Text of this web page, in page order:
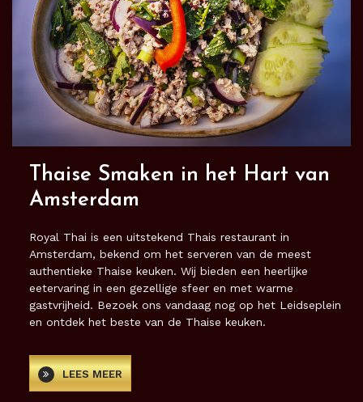
Thaise Smaken in het Hart van
Amsterdam
Royal Thai is een uitstekend Thais restaurant in
Amsterdam, bekend om het serveren van de meest
authentieke Thaise keuken. Wij bieden een heerlijke
eetervaring in een gezellige sfeer en met warme
gastvrijheid. Bezoek ons vandaag nog op het Leidseplein
en ontdek het beste van de Thaise keuken.
LEES MEER